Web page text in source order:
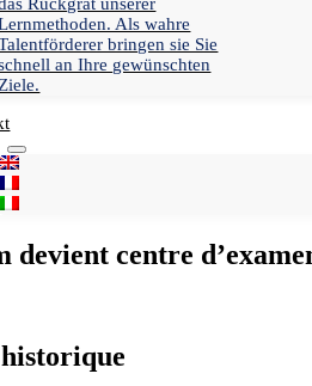
Rückgrat unserer
Als wahre
bringen sie Sie
an Ihre gewünschten
devient centre